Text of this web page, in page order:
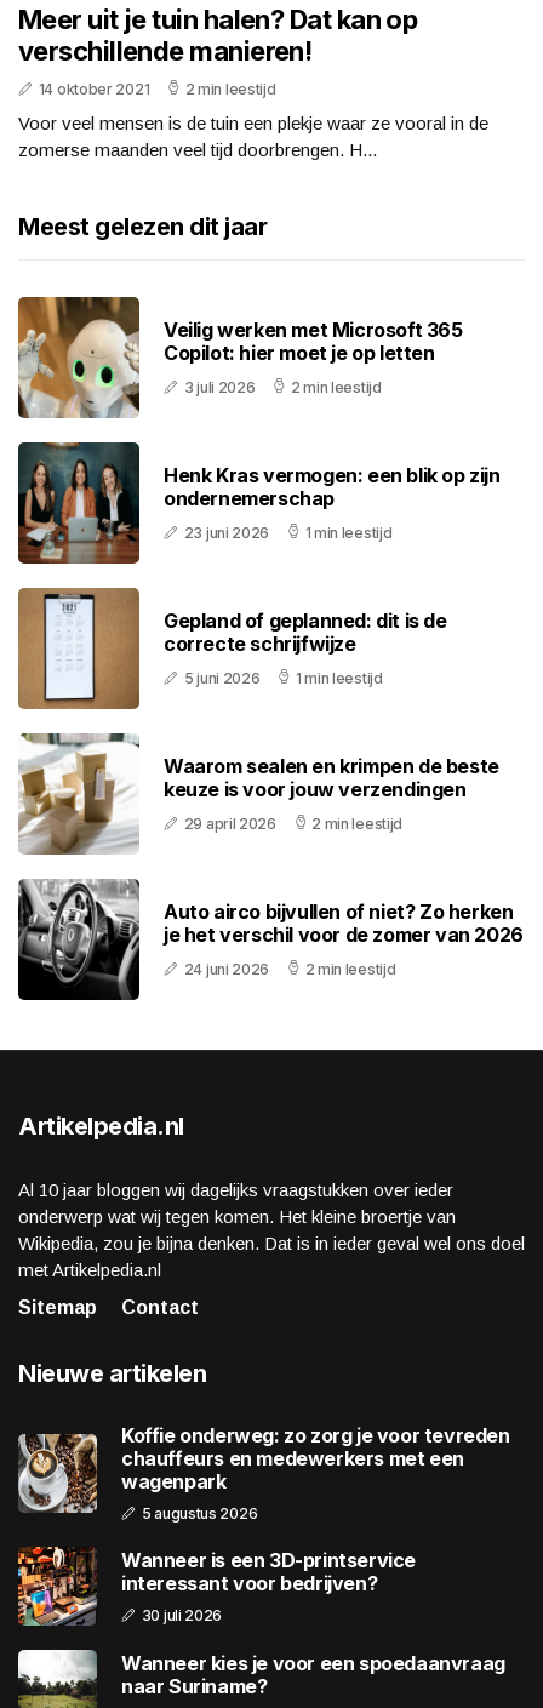
Meer uit je tuin halen? Dat kan op
verschillende manieren!
14 oktober 2021 2 min leestijd
Voor veel mensen is de tuin een plekje waar ze vooral in de
zomerse maanden veel tijd doorbrengen. H...
Meest gelezen dit jaar
Veilig werken met Microsoft 365
Copilot: hier moet je op letten
3 juli 2026 2 min leestijd
Henk Kras vermogen: een blik op zijn
ondernemerschap
23 juni 2026 1 min leestijd
Gepland of geplanned: dit is de
correcte schrijfwijze
5 juni 2026 1 min leestijd
Waarom sealen en krimpen de beste
keuze is voor jouw verzendingen
29 april 2026 2 min leestijd
Auto airco bijvullen of niet? Zo herken
je het verschil voor de zomer van 2026
24 juni 2026 2 min leestijd
Artikelpedia.nl
Al 10 jaar bloggen wij dagelijks vraagstukken over ieder
onderwerp wat wij tegen komen. Het kleine broertje van
Wikipedia, zou je bijna denken. Dat is in ieder geval wel ons doel
met Artikelpedia.nl
Sitemap
Contact
Nieuwe artikelen
Koffie onderweg: zo zorg je voor tevreden
chauffeurs en medewerkers met een
wagenpark
5 augustus 2026
Wanneer is een 3D-printservice
interessant voor bedrijven?
30 juli 2026
Wanneer kies je voor een spoedaanvraag
naar Suriname?